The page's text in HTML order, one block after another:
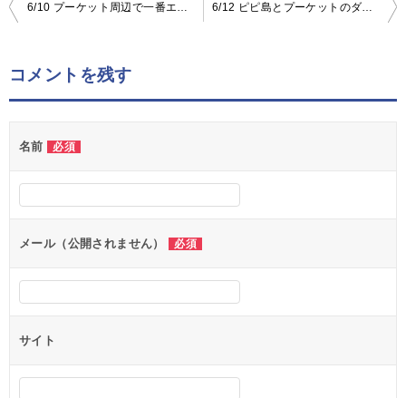
投
ナ
ビ
ー
シ
ン
6/10 プーケット周辺で一番エダサンゴがきれいなダイビングポイント|1日1組【グリーンダイバープーケット】ブログ 6/12 ピピ島とプーケットのダイビングの魅力を存分に|1日1組【グリーンダイバープーケット】ブログ
コメントを残す
名前 必須
メール（公開されません） 必須
サイト